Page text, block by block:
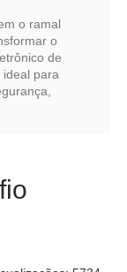
o ramal
o
de
para